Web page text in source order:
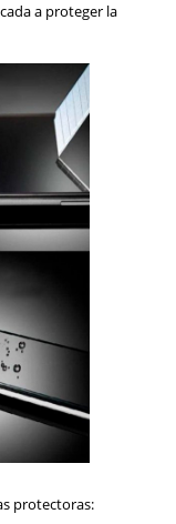
a proteger la
protectoras: